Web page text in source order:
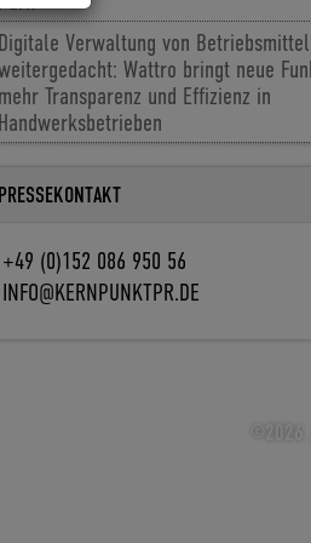
Digitale Verwaltung von
Wattro bringt neue
mehr Transparenz und Effizienz in
Handwerksbetrieben
PRESSEKONTAKT
+49 (0)152 086 950 56
INFO@KERNPUNKTPR.DE
©2026